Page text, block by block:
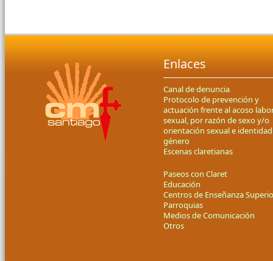
Enlaces
Canal de denuncia
Protocolo de prevención y
actuación frente al acoso
sexual, por razón de sexo y/o
orientación sexual e
género
Escenas claretianas
Paseos con Claret
Educación
Centros de Enseñanza
Parroquias
Medios de Comunicación
Otros